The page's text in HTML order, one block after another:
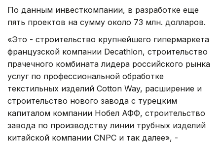
По данным инвесткомпании, в разработке еще
пять проектов на сумму около 73 млн. долларов.
«Это - строительство крупнейшего гипермаркета
французской компании Decathlon, строительство
прачечного комбината лидера российского рынка
услуг по профессиональной обработке
текстильных изделий Cotton Way, расширение и
строительство нового завода с турецким
капиталом компании Нобел АФФ, строительство
завода по производству линии трубных изделий
китайской компании CNPC и так далее», -